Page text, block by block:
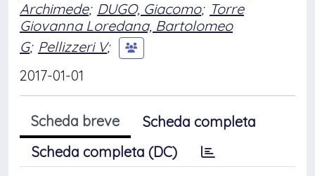
Archimede; DUGO, Giacomo; Torre
Giovanna Loredana, Bartolomeo
G; Pellizzeri V;
2017-01-01
Scheda breve
Scheda completa
Scheda completa (DC)